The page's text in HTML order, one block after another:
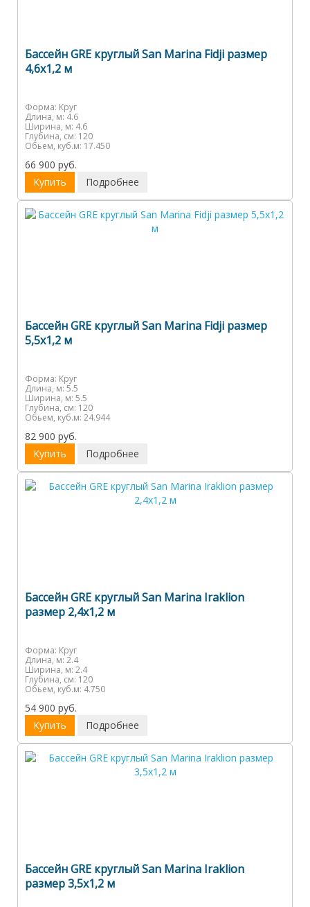
Бассейн GRE круглый San Marina Fidji размер
4,6х1,2 м
Форма: Круг
Длина, м: 4.6
Ширина, м: 4.6
Глубина, см: 120
Обьем, куб.м: 17.450
66 900 руб.
Купить
Подробнее
Бассейн GRE круглый San Marina Fidji размер
5,5х1,2 м
Форма: Круг
Длина, м: 5.5
Ширина, м: 5.5
Глубина, см: 120
Обьем, куб.м: 24.944
82 900 руб.
Купить
Подробнее
Бассейн GRE круглый San Marina Iraklion
размер 2,4x1,2 м
Форма: Круг
Длина, м: 2.4
Ширина, м: 2.4
Глубина, см: 120
Обьем, куб.м: 4.750
54 900 руб.
Купить
Подробнее
Бассейн GRE круглый San Marina Iraklion
размер 3,5х1,2 м